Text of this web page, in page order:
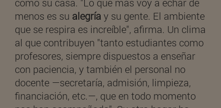
menos es su alegría y su gente. El ambiente
que se respira es increíble", afirma. Un clima
al que contribuyen "tanto estudiantes como
profesores, siempre dispuestos a enseñar
con paciencia, y también el personal no
docente —secretaría, admisión, limpieza,
financiación, etc.—, que en todo momento